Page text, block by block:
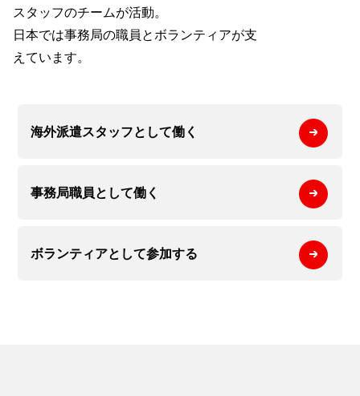
スタッフのチームが活動。
日本では事務局の職員とボランティアが支
えています。
海外派遣スタッフとして働く
事務局職員として働く
ボランティアとして参加する